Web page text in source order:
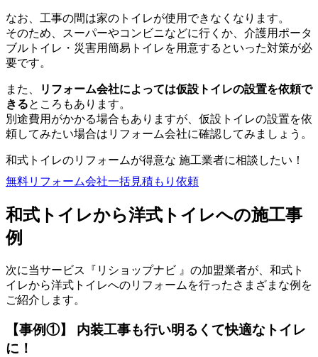
なお、工事の間は家のトイレが使用できなくなります。
そのため、スーパーやコンビニなどに行くか、介護用ポータ
ブルトイレ・災害用簡易トイレを用意するといった対策が必
要です。
また、
リフォーム会社によっては仮設トイレの設置を依頼で
きるところもあります。
別途費用がかかる場合もありますが、仮設トイレの設置を依
頼してみたい場合はリフォーム会社に確認してみましょう。
和式トイレのリフォームが得意な 施工業者に相談したい！
無料リフォーム会社一括見積もり依頼
和式トイレから洋式トイレへの施工事
例
次に当サービス『リショップナビ 』の加盟業者が、和式ト
イレから洋式トイレへのリフォームを行ったさまざまな例を
ご紹介します。
【事例①】 内装工事も行い明るくて快適なトイレ
に！